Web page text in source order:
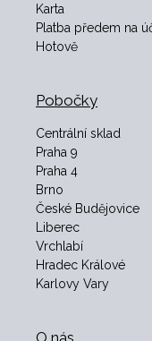
Karta
Platba předem na
Hotově
Pobočky
Centrální sklad
Praha 9
Praha 4
Brno
České Budějovice
Liberec
Vrchlabí
Hradec Králové
Karlovy Vary